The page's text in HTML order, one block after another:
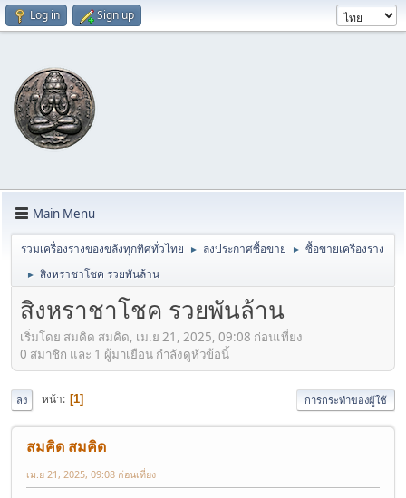
Log in Sign up
Main Menu
รวมเครื่องรางของขลังทุกทิศทั่วไทย ► ลงประกาศซื้อขาย ► ซื้อขายเครื่องราง
► สิงหราชาโชค รวยพันล้าน
สิงหราชาโชค รวยพันล้าน
เริ่มโดย สมคิด สมคิด, เม.ย 21, 2025, 09:08 ก่อนเที่ยง
0 สมาชิก และ 1 ผู้มาเยือน กำลังดูหัวข้อนี้
ลง หน้า 1 การกระทำของผู้ใช้
สมคิด สมคิด
เม.ย 21, 2025, 09:08 ก่อนเที่ยง